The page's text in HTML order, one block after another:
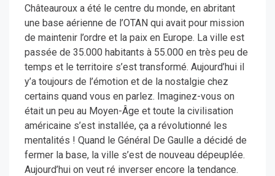
Châteauroux a été le centre du monde, en abritant
une base aérienne de l’OTAN qui avait pour mission
de maintenir l’ordre et la paix en Europe. La ville est
passée de 35.000 habitants à 55.000 en très peu de
temps et le territoire s’est transformé. Aujourd’hui il
y’a toujours de l’émotion et de la nostalgie chez
certains quand vous en parlez. Imaginez-vous on
était un peu au Moyen-Âge et toute la civilisation
américaine s’est installée, ça a révolutionné les
mentalités ! Quand le Général De Gaulle a décidé de
fermer la base, la ville s’est de nouveau dépeuplée.
Aujourd’hui on veut ré inverser encore la tendance.